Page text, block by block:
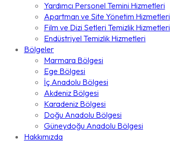
Yardımcı Personel Temini Hizmetleri
Apartman ve Site Yönetim Hizmetleri
Film ve Dizi Setleri Temizlik Hizmetleri
Endüstriyel Temizlik Hizmetleri
Bölgeler
Marmara Bölgesi
Ege Bölgesi
İç Anadolu Bölgesi
Akdeniz Bölgesi
Karadeniz Bölgesi
Doğu Anadolu Bölgesi
Güneydoğu Anadolu Bölgesi
Hakkımızda